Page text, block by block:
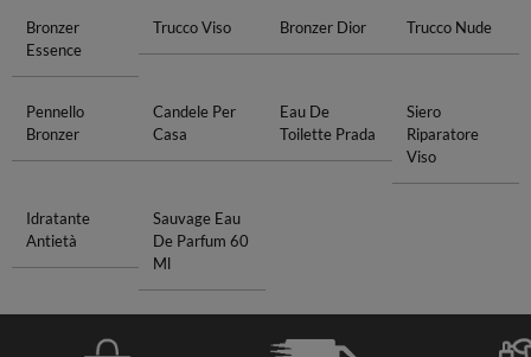
Bronzer
Essence
Trucco Viso Bronzer Dior Trucco Nude
Pennello
Bronzer
Candele Per
Casa
Eau De
Toilette Prada
Siero
Riparatore
Viso
Idratante
Antietà
Sauvage Eau
De Parfum 60
Ml